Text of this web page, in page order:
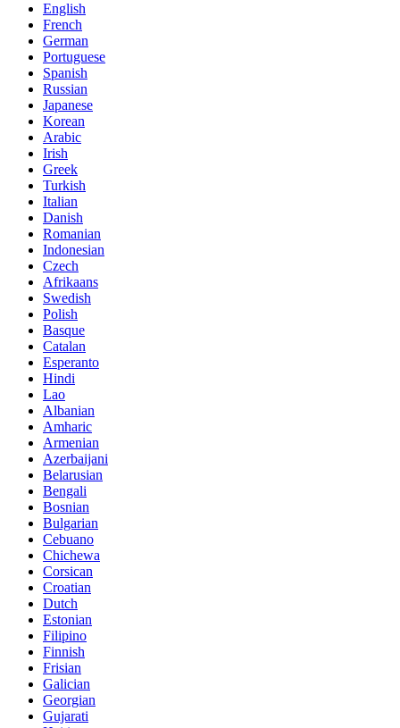
English
French
German
Portuguese
Spanish
Russian
Japanese
Korean
Arabic
Irish
Greek
Turkish
Italian
Danish
Romanian
Indonesian
Czech
Afrikaans
Swedish
Polish
Basque
Catalan
Esperanto
Hindi
Lao
Albanian
Amharic
Armenian
Azerbaijani
Belarusian
Bengali
Bosnian
Bulgarian
Cebuano
Chichewa
Corsican
Croatian
Dutch
Estonian
Filipino
Finnish
Frisian
Galician
Georgian
Gujarati